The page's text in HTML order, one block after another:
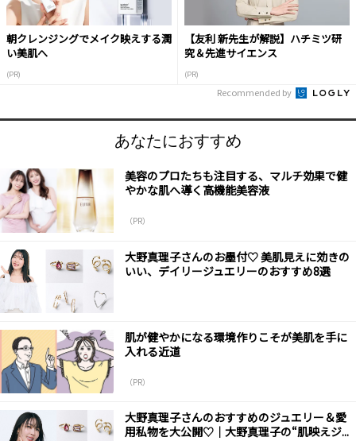
朝クレンジングでメイク映えする潤
い美肌へ
(PR)
【友利 新先生が解説】ハチミツ研
究＆先進サイエンス
(PR)
Recommended by
あなたにおすすめ
美容のプロたちも注目する、マルチ効果で健
やかな肌へ導く高機能美容液
（PR）
大野真理子さんのお墨付♡ 美肌見えに効きの
いい、デイリージュエリーのおすすめ8選
肌が健やかになる環境作りこそが美肌を手に
入れる近道
（PR）
大野真理子さんのおすすめのジュエリー＆愛
用私物を大公開♡｜大野真理子の“肌映えジ...